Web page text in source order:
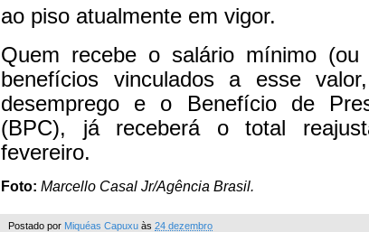
ao piso atualmente em vigor.
Quem recebe o salário mínimo (ou
benefícios vinculados a esse
desemprego e o Benefício de
(BPC), já receberá o total
fevereiro.
Foto: Marcello Casal Jr/Agência Brasil.
Postado por Miquéas Capuxu às 24 dezembro